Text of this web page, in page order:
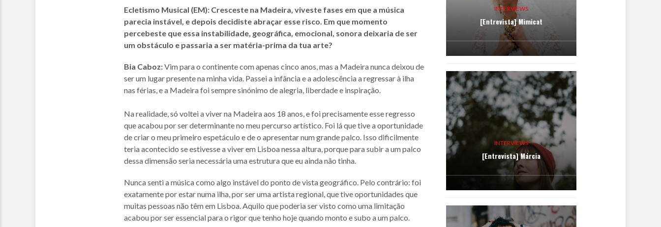
Ecletismo Musical (EM): Cresceste na Madeira, viveste fases em que a música
parecia instável, e depois decidiste abraçar esse risco. Em que momento
percebeste que essa instabilidade, geográfica, emocional, sonora deixaria de ser
um obstáculo e passaria a ser matéria-prima da tua arte?
Bia Caboz:Vim para o continente com apenas cinco anos, mas a Madeira nunca deixou de
ser um lugar presente na minha vida. Passei a infância e a adolescência a regressar à ilha
nas férias, e a Madeira foi sempre sinónimo de alegria, liberdade e inspiração.
Na realidade, só voltei a viver na Madeira aos 18 anos, e foi precisamente esse regresso
que acabou por ser determinante no meu percurso artístico. Foi lá que tive a oportunidade
de criar o meu primeiro espetáculo e de o apresentar num grande palco. Isso dificilmente
teria acontecido se estivesse a viver em Lisboa nessa altura, porque para subir a um palco
dessa dimensão seria necessária uma estrutura que eu ainda não tinha.
Nunca senti a música como algo instável do ponto de vista geográfico. Pelo contrário: foi
exatamente por estar numa ilha, por ser uma artista regional, que tive oportunidades que
muitas pessoas não têm em Lisboa. Aquilo que poderia ser visto como uma limitação
acabou por ser essencial para o rigor que tenho hoje quando monto e subo a um palco.
INTERVIEWS
[Entrevista] Mimicat
INTERVIEWS
[Entrevista] Márcia